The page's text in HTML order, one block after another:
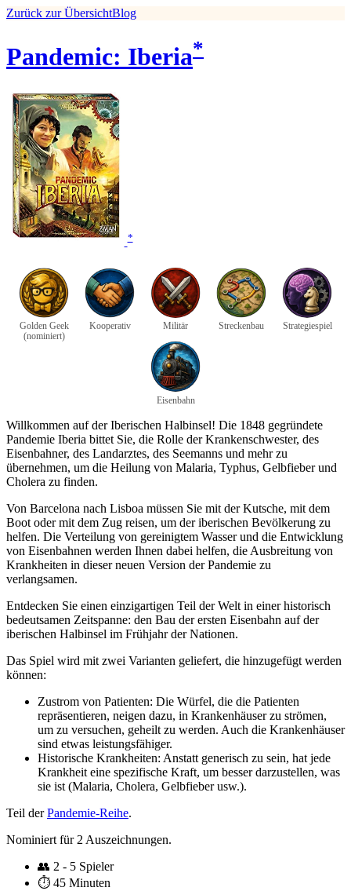
Zurück zur ÜbersichtBlog
Pandemic: Iberia*
*
Golden Geek
(nominiert)
Kooperativ Militär Streckenbau Strategiespiel
Eisenbahn
Willkommen auf der Iberischen Halbinsel! Die 1848 gegründete
Pandemie Iberia bittet Sie, die Rolle der Krankenschwester, des
Eisenbahner, des Landarztes, des Seemanns und mehr zu
übernehmen, um die Heilung von Malaria, Typhus, Gelbfieber und
Cholera zu finden.
Von Barcelona nach Lisboa müssen Sie mit der Kutsche, mit dem
Boot oder mit dem Zug reisen, um der iberischen Bevölkerung zu
helfen. Die Verteilung von gereinigtem Wasser und die Entwicklung
von Eisenbahnen werden Ihnen dabei helfen, die Ausbreitung von
Krankheiten in dieser neuen Version der Pandemie zu
verlangsamen.
Entdecken Sie einen einzigartigen Teil der Welt in einer historisch
bedeutsamen Zeitspanne: den Bau der ersten Eisenbahn auf der
iberischen Halbinsel im Frühjahr der Nationen.
Das Spiel wird mit zwei Varianten geliefert, die hinzugefügt werden
können:
Zustrom von Patienten: Die Würfel, die die Patienten
repräsentieren, neigen dazu, in Krankenhäuser zu strömen,
um zu versuchen, geheilt zu werden. Auch die Krankenhäuser
sind etwas leistungsfähiger.
Historische Krankheiten: Anstatt generisch zu sein, hat jede
Krankheit eine spezifische Kraft, um besser darzustellen, was
sie ist (Malaria, Cholera, Gelbfieber usw.).
Teil derPandemie-Reihe.
Nominiert für 2 Auszeichnungen.
👥 2 - 5 Spieler
⏱️ 45 Minuten